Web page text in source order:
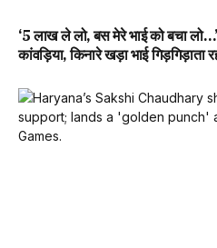
‘5 लाख ले लो, बस मेरे भाई को बचा
कांवड़िया, किनारे खड़ा भाई गिड़गिड़ाता